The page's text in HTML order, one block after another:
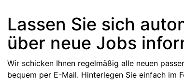
Lassen Sie sich
über neue Jobs
Wir schicken Ihnen regelmäßig alle neuen
bequem per E-Mail. Hinterlegen Sie einfach im